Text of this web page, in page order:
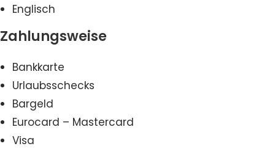
Englisch
Zahlungsweise
Bankkarte
Urlaubsschecks
Bargeld
Eurocard – Mastercard
Visa